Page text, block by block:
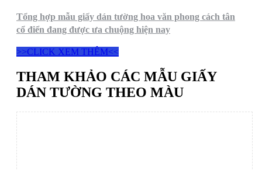
Tổng hợp mẫu giấy dán tường hoa văn phong cách tân
cổ điển đang được ưa chuộng hiện nay
>>CLICK XEM THÊM<<
THAM KHẢO CÁC MẪU GIẤY
DÁN TƯỜNG THEO MÀU